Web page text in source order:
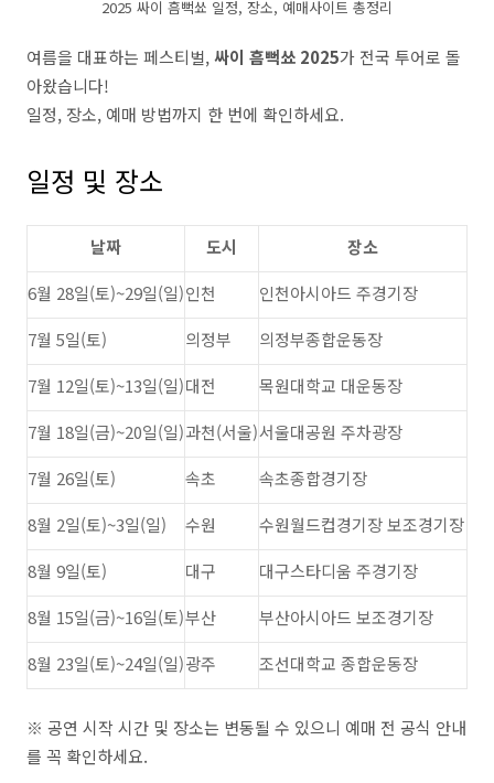
2025 싸이 흠뻑쑈 일정, 장소, 예매사이트 총정리
여름을 대표하는 페스티벌,싸이 흠뻑쑈 2025가 전국 투어로 돌
아왔습니다!
일정, 장소, 예매 방법까지 한 번에 확인하세요.
일정 및 장소
날짜 도시
장소
6월 28일(토)~29일(일)인천
인천아시아드 주경기장
7월 5일(토)
의정부
의정부종합운동장
7월 12일(토)~13일(일)대전
목원대학교 대운동장
7월 18일(금)~20일(일)과천(서울)서울대공원 주차광장
7월 26일(토)
속초
속초종합경기장
8월 2일(토)~3일(일)
수원
수원월드컵경기장 보조경기장
8월 9일(토)
대구
대구스타디움 주경기장
8월 15일(금)~16일(토)부산
부산아시아드 보조경기장
8월 23일(토)~24일(일)광주 조선대학교 종합운동장
※ 공연 시작 시간 및 장소는 변동될 수 있으니 예매 전 공식 안내
를 꼭 확인하세요.